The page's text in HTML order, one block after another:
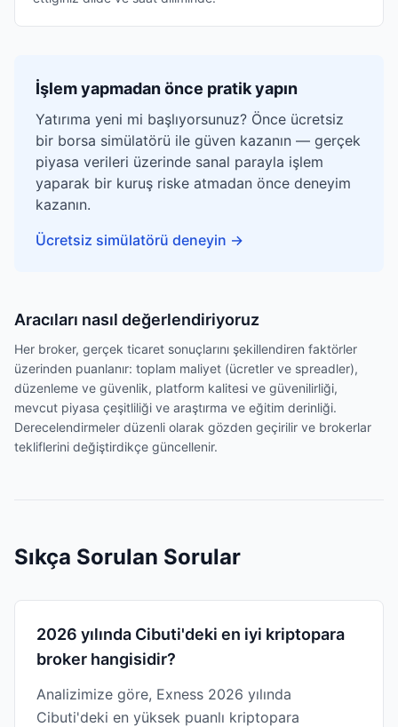
İşlem yapmadan önce pratik yapın
Yatırıma yeni mi başlıyorsunuz? Önce ücretsiz
bir borsa simülatörü ile güven kazanın — gerçek
piyasa verileri üzerinde sanal parayla işlem
yaparak bir kuruş riske atmadan önce deneyim
kazanın.
Ücretsiz simülatörü deneyin →
Aracıları nasıl değerlendiriyoruz
Her broker, gerçek ticaret sonuçlarını şekillendiren faktörler
üzerinden puanlanır: toplam maliyet (ücretler ve spreadler),
düzenleme ve güvenlik, platform kalitesi ve güvenilirliği,
mevcut piyasa çeşitliliği ve araştırma ve eğitim derinliği.
Derecelendirmeler düzenli olarak gözden geçirilir ve brokerlar
tekliflerini değiştirdikçe güncellenir.
Sıkça Sorulan Sorular
2026 yılında Cibuti'deki en iyi kriptopara
broker hangisidir?
Analizimize göre, Exness 2026 yılında
Cibuti'deki en yüksek puanlı kriptopara